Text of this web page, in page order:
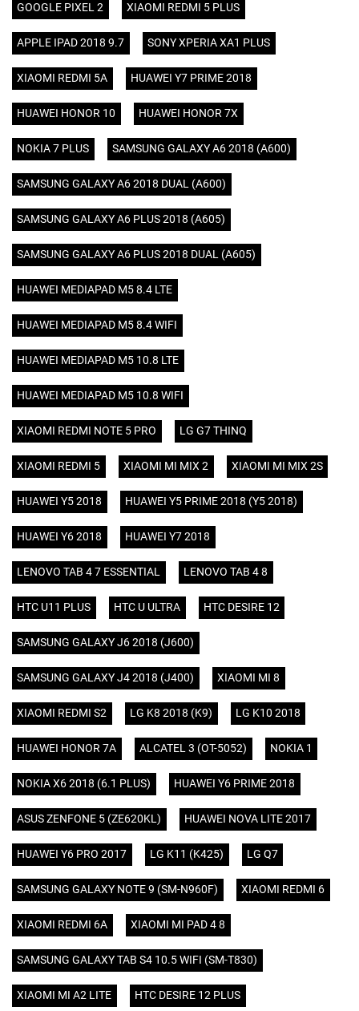
GOOGLE PIXEL 2 XIAOMI REDMI 5 PLUS
APPLE IPAD 2018 9.7 SONY XPERIA XA1 PLUS
XIAOMI REDMI 5A HUAWEI Y7 PRIME 2018
HUAWEI HONOR 10 HUAWEI HONOR 7X
NOKIA 7 PLUS SAMSUNG GALAXY A6 2018 (A600)
SAMSUNG GALAXY A6 2018 DUAL (A600)
SAMSUNG GALAXY A6 PLUS 2018 (A605)
SAMSUNG GALAXY A6 PLUS 2018 DUAL (A605)
HUAWEI MEDIAPAD M5 8.4 LTE
HUAWEI MEDIAPAD M5 8.4 WIFI
HUAWEI MEDIAPAD M5 10.8 LTE
HUAWEI MEDIAPAD M5 10.8 WIFI
XIAOMI REDMI NOTE 5 PRO LG G7 THINQ
XIAOMI REDMI 5 XIAOMI MI MIX 2 XIAOMI MI MIX 2S
HUAWEI Y5 2018 HUAWEI Y5 PRIME 2018 (Y5 2018)
HUAWEI Y6 2018 HUAWEI Y7 2018
LENOVO TAB 4 7 ESSENTIAL LENOVO TAB 4 8
HTC U11 PLUS HTC U ULTRA HTC DESIRE 12
SAMSUNG GALAXY J6 2018 (J600)
SAMSUNG GALAXY J4 2018 (J400) XIAOMI MI 8
XIAOMI REDMI S2 LG K8 2018 (K9) LG K10 2018
HUAWEI HONOR 7A ALCATEL 3 (OT-5052) NOKIA 1
NOKIA X6 2018 (6.1 PLUS) HUAWEI Y6 PRIME 2018
ASUS ZENFONE 5 (ZE620KL) HUAWEI NOVA LITE 2017
HUAWEI Y6 PRO 2017 LG K11 (K425) LG Q7
SAMSUNG GALAXY NOTE 9 (SM-N960F) XIAOMI REDMI 6
XIAOMI REDMI 6A XIAOMI MI PAD 4 8
SAMSUNG GALAXY TAB S4 10.5 WIFI (SM-T830)
XIAOMI MI A2 LITE HTC DESIRE 12 PLUS